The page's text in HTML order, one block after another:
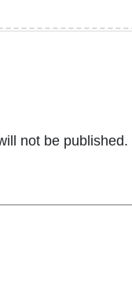
not be published.